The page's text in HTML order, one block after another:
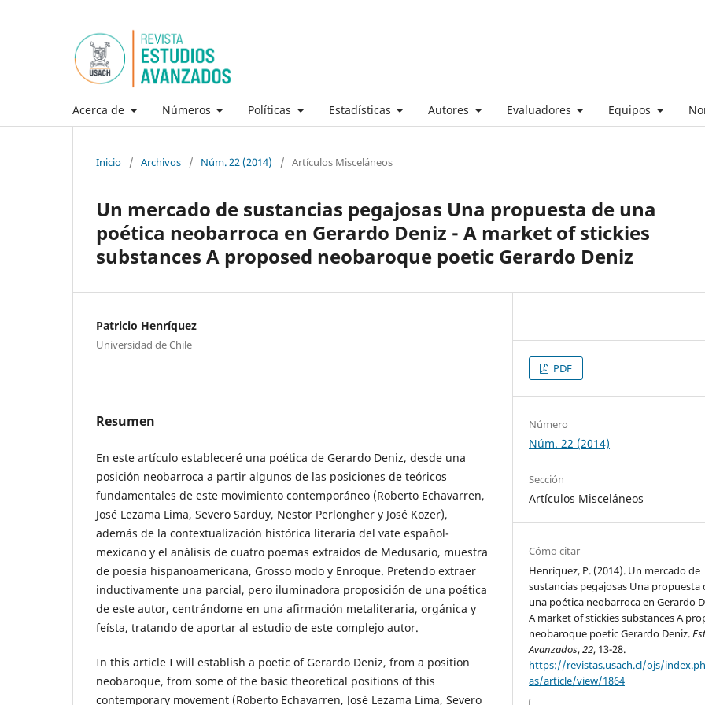
Acerca de Números Políticas Estadísticas Autores Evaluadores Equipos
Inicio / Archivos / Núm. 22 (2014) / Artículos Misceláneos
Un mercado de sustancias pegajosas Una propuesta de una
poética neobarroca en Gerardo Deniz - A market of stickies
substances A proposed neobaroque poetic Gerardo Deniz
Patricio Henríquez
Universidad de Chile
Resumen
En este artículo estableceré una poética de Gerardo Deniz, desde una
posición neobarroca a partir algunos de las posiciones de teóricos
fundamentales de este movimiento contemporáneo (Roberto Echavarren,
José Lezama Lima, Severo Sarduy, Nestor Perlongher y José Kozer),
además de la contextualización histórica literaria del vate español-
mexicano y el análisis de cuatro poemas extraídos de Medusario, muestra
de poesía hispanoamericana, Grosso modo y Enroque. Pretendo extraer
inductivamente una parcial, pero iluminadora proposición de una poética
de este autor, centrándome en una afirmación metaliteraria, orgánica y
feísta, tratando de aportar al estudio de este complejo autor.
In this article I will establish a poetic of Gerardo Deniz, from a position
neobaroque, from some of the basic theoretical positions of this
contemporary movement (Roberto Echavarren, José Lezama Lima, Severo
PDF
Número
Núm. 22 (2014)
Sección
Artículos Misceláneos
Cómo citar
Henríquez, P. (2014). Un mercado de
sustancias pegajosas Una propuesta
una poética neobarroca en Gerardo
A market of stickies substances A
neobaroque poetic Gerardo Deniz.
Avanzados,22, 13-28.
https://revistas.usach.cl/ojs/
as/article/view/1864